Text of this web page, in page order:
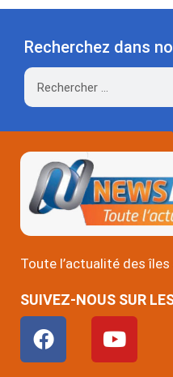
Recherchez dans
Rechercher
Toute l’actualité des
SUIVEZ-NOUS SUR
F
a
c
Y
o
u